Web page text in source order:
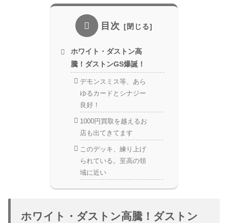
目次
ホワイト・ダストン高
騰！ダストンGS爆誕！
デモンスミス等、あら
ゆるカードとシナジー
良好！
1000円買取を越えるお
店も出てきてます
このデッキ、練り上げ
られている。至高の領
域に近い
ホワイト・ダストン高騰！ダストン